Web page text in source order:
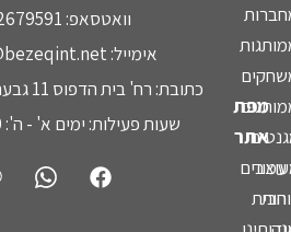
מפת
אתר
עמוד
הבית
וואטסאפ: 052-2679591
אימייל: avtlion@bezeqint.net
כתובת: רח' בית הדפוס 11 גבעת שאול, ירושלים
שעות פעילות: ימים א' - ה': 09:00-18:00